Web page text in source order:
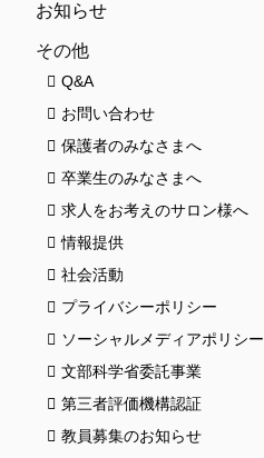
お知らせ
その他
Q&A
お問い合わせ
保護者のみなさまへ
卒業生のみなさまへ
求人をお考えのサロン様へ
情報提供
社会活動
プライバシーポリシー
ソーシャルメディアポリシー
文部科学省委託事業
第三者評価機構認証
教員募集のお知らせ